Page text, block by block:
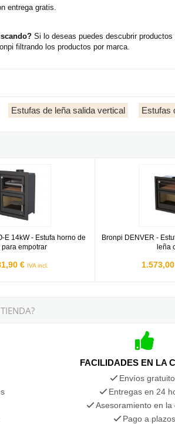
entrega gratis.
Si lo deseas puedes descubrir productos
filtrando los productos por marca.
Estufas de leña salida vertical Estufas
E 14kW - Estufa horno de
para empotrar
€ IVA incl.
Bronpi DENVER -
leña
FACILIDADES EN LA
Envíos
Entregas en 24
Asesoramiento en la
Pago a plazos